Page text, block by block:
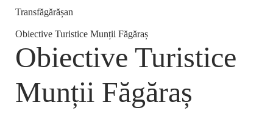
Transfăgărășan
Obiective Turistice Munții Făgăraș
Obiective Turistice
Munții Făgăraș